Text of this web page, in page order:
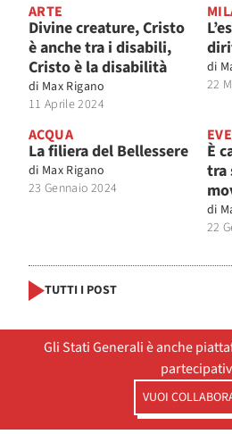
ARTE
Divine creature, Cristo
è anche tra i disabili,
Cristo è la disabilità
di Max Rigano
11 Aprile 2024
di
22
ACQUA
La filiera del Bellessere
di Max Rigano
23 Gennaio 2024
È
tra
di
22
TUTTI I POST
Gli Stati Generali è anche
VUOI